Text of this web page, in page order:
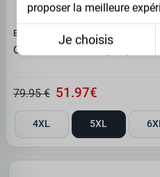
EDEN VALLEY - CULTURE
Chemise Eden Valley imprimé
79.95 € 51.97€
4XL 5XL
proposer la meilleure
Je choisis